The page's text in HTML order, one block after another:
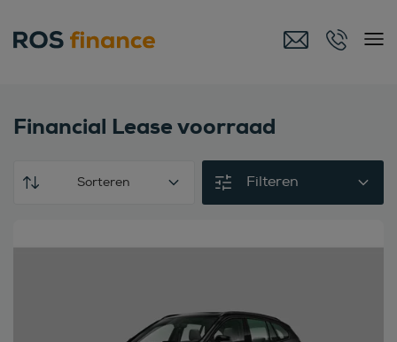
Financial Lease voorraad
Sorteren Filteren